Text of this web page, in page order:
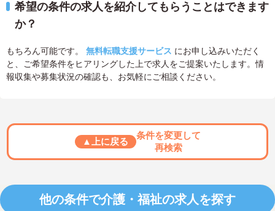
希望の条件の求人を紹介してもらうことはできます
か？
もちろん可能です。 無料転職支援サービス にお申し込みいただく
と、ご希望条件をヒアリングした上で求人をご提案いたします。情
報収集や募集状況の確認も、お気軽にご相談ください。
▲上に戻る
条件を変更して
再検索
他の条件で介護・福祉の求人を探す